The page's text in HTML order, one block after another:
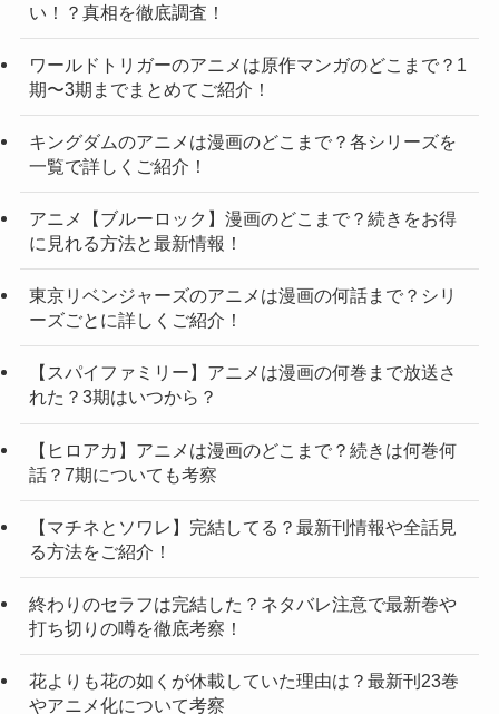
い！？真相を徹底調査！
ワールドトリガーのアニメは原作マンガのどこまで？1
期〜3期までまとめてご紹介！
キングダムのアニメは漫画のどこまで？各シリーズを
一覧で詳しくご紹介！
アニメ【ブルーロック】漫画のどこまで？続きをお得
に見れる方法と最新情報！
東京リベンジャーズのアニメは漫画の何話まで？シリ
ーズごとに詳しくご紹介！
【スパイファミリー】アニメは漫画の何巻まで放送さ
れた？3期はいつから？
【ヒロアカ】アニメは漫画のどこまで？続きは何巻何
話？7期についても考察
【マチネとソワレ】完結してる？最新刊情報や全話見
る方法をご紹介！
終わりのセラフは完結した？ネタバレ注意で最新巻や
打ち切りの噂を徹底考察！
花よりも花の如くが休載していた理由は？最新刊23巻
やアニメ化について考察